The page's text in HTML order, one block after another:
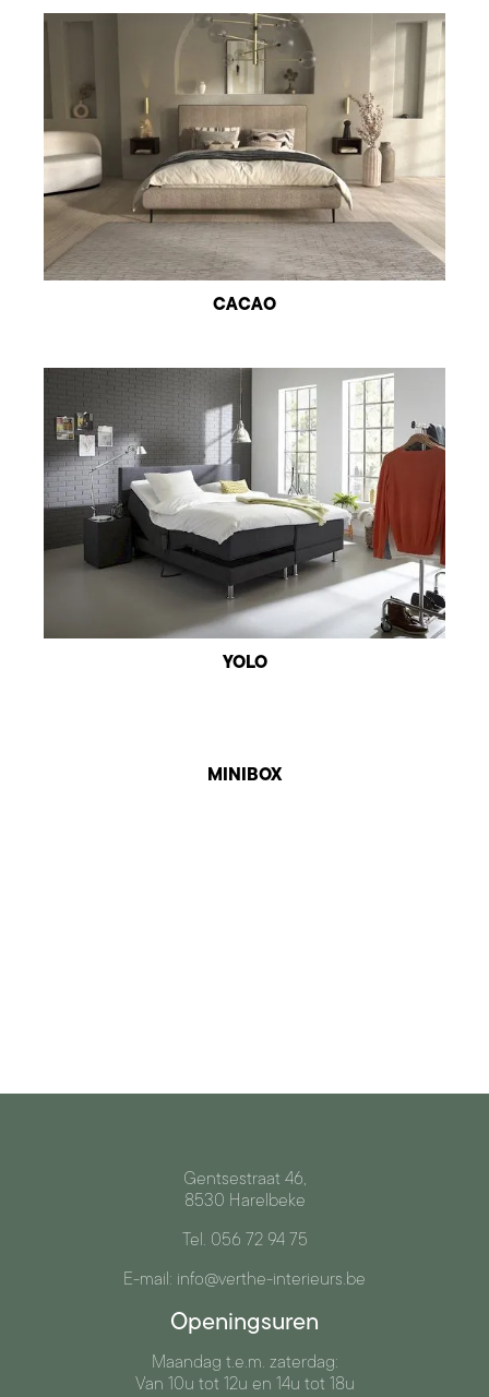
CACAO
YOLO
MINIBOX
Gentsestraat 46,
8530 Harelbeke
Tel. 056 72 94 75
E-mail: info@verthe-interieurs.be
Openingsuren
Maandag t.e.m. zaterdag:
Van 10u tot 12u en 14u tot 18u